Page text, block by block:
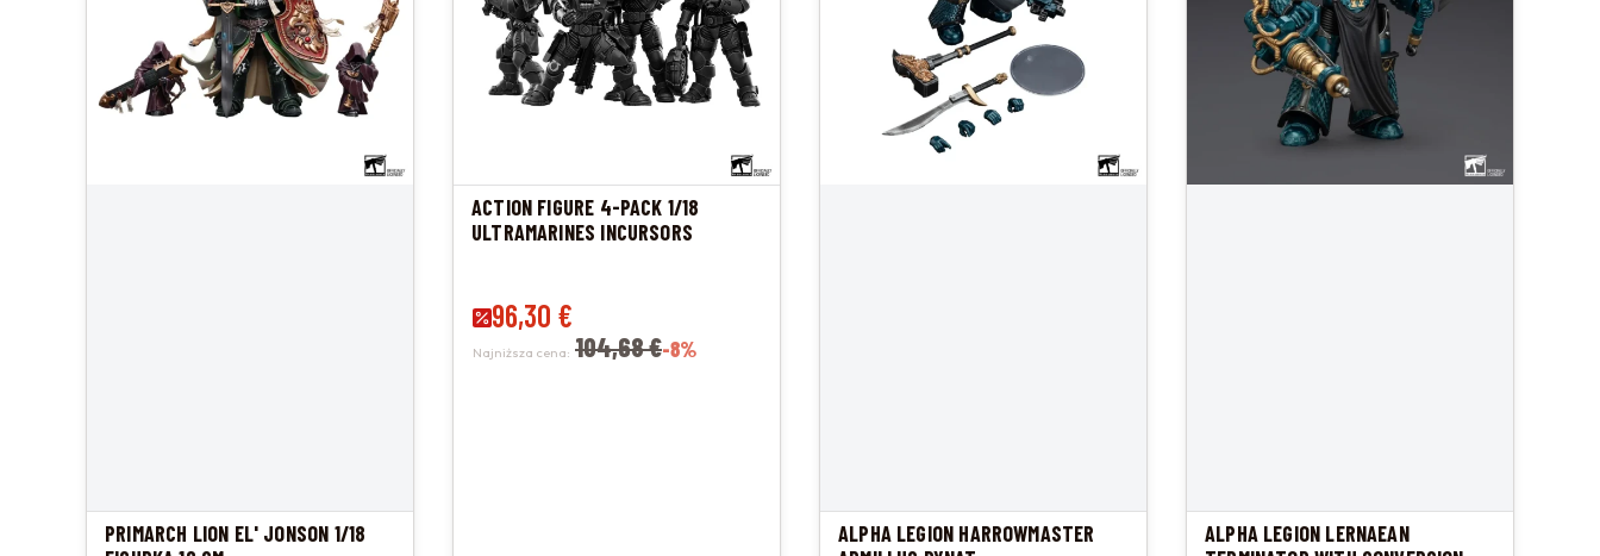
PRIMARCH LION EL' JONSON 1/18
ACTION FIGURE 4-PACK 1/18
ULTRAMARINES INCURSORS
Cena promocyjna
96,30 €
Najniższa cena: 104,68 €-8%
ALPHA LEGION HARROWMASTER
ALPHA LEGION LERNAEAN